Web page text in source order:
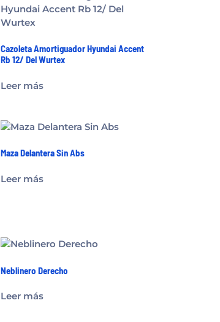
Cazoleta Amortiguador Hyundai Accent
Rb 12/ Del Wurtex
Leer más
Maza Delantera Sin Abs
Leer más
Neblinero Derecho
Leer más